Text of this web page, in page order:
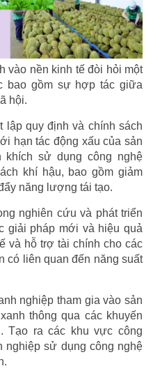
vào nền kinh tế đòi hỏi một
bao gồm sự hợp tác giữa
hội.
lập quy định và chính sách
hạn tác động xấu của sản
khích sử dụng công nghệ
khí hậu, bao gồm giảm
năng lượng tái tạo.
nghiên cứu và phát triển
giải pháp mới và hiệu quả
và hỗ trợ tài chính cho các
có liên quan đến năng suất
nghiệp tham gia vào sản
thông qua các khuyến
Tạo ra các khu vực công
nghiệp sử dụng công nghệ